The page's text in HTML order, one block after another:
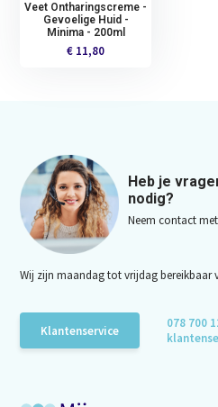
Veet Ontharingscreme -
Gevoelige Huid -
Minima - 200ml
€ 11,80
Heb je
nodig?
Neem contact
Wij zijn maandag tot vrijdag bereikbaar
Klantenservice
078 700